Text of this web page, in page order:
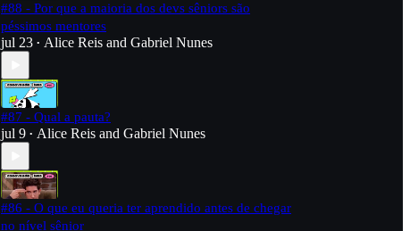
#88 - Por que a maioria dos devs sêniors são
péssimos mentores
jul 23 • Alice Reis and Gabriel Nunes
#87 - Qual a pauta?
jul 9 • Alice Reis and Gabriel Nunes
#86 - O que eu queria ter aprendido antes de chegar
no nível sênior